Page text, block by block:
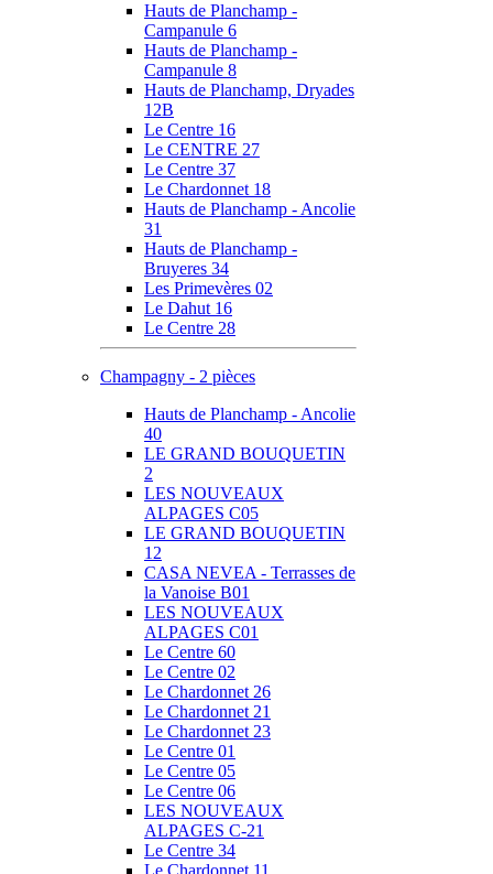
Hauts de Planchamp -
Campanule 6
Hauts de Planchamp -
Campanule 8
Hauts de Planchamp, Dryades
12B
Le Centre 16
Le CENTRE 27
Le Centre 37
Le Chardonnet 18
Hauts de Planchamp - Ancolie
31
Hauts de Planchamp -
Bruyeres 34
Les Primevères 02
Le Dahut 16
Le Centre 28
Champagny - 2 pièces
Hauts de Planchamp - Ancolie
40
LE GRAND BOUQUETIN
2
LES NOUVEAUX
ALPAGES C05
LE GRAND BOUQUETIN
12
CASA NEVEA - Terrasses de
la Vanoise B01
LES NOUVEAUX
ALPAGES C01
Le Centre 60
Le Centre 02
Le Chardonnet 26
Le Chardonnet 21
Le Chardonnet 23
Le Centre 01
Le Centre 05
Le Centre 06
LES NOUVEAUX
ALPAGES C-21
Le Centre 34
Le Chardonnet 11